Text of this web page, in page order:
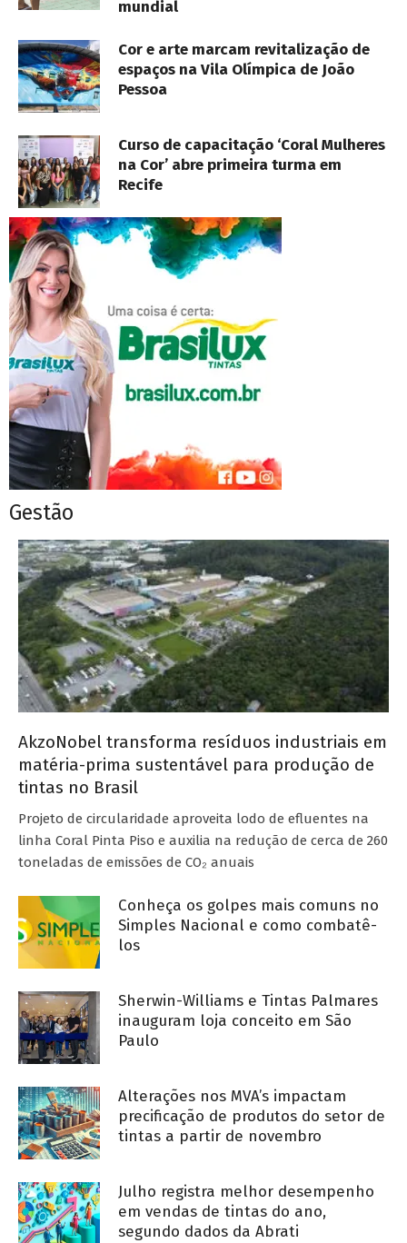
mundial
Cor e arte marcam revitalização de
espaços na Vila Olímpica de João
Pessoa
Curso de capacitação ‘Coral Mulheres
na Cor’ abre primeira turma em
Recife
Gestão
AkzoNobel transforma resíduos industriais em
matéria-prima sustentável para produção de
tintas no Brasil
Projeto de circularidade aproveita lodo de efluentes na
linha Coral Pinta Piso e auxilia na redução de cerca de 260
toneladas de emissões de CO₂ anuais
Conheça os golpes mais comuns no
Simples Nacional e como combatê-
los
Sherwin-Williams e Tintas Palmares
inauguram loja conceito em São
Paulo
Alterações nos MVA’s impactam
precificação de produtos do setor de
tintas a partir de novembro
Julho registra melhor desempenho
em vendas de tintas do ano,
segundo dados da Abrati